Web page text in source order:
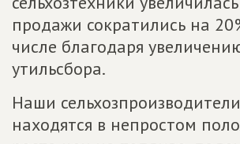
продажи сократились на
числе благодаря
утильсбора.
Наши
находятся в непростом